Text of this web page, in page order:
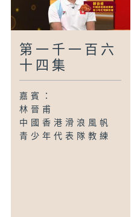
第一千一百六
十四集
嘉賓：
林晉甫
中國香港滑浪風帆
青少年代表隊教練